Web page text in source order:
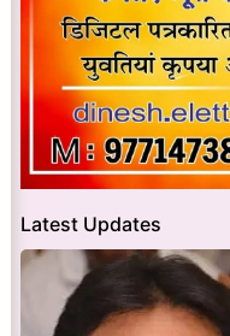
Latest Updates